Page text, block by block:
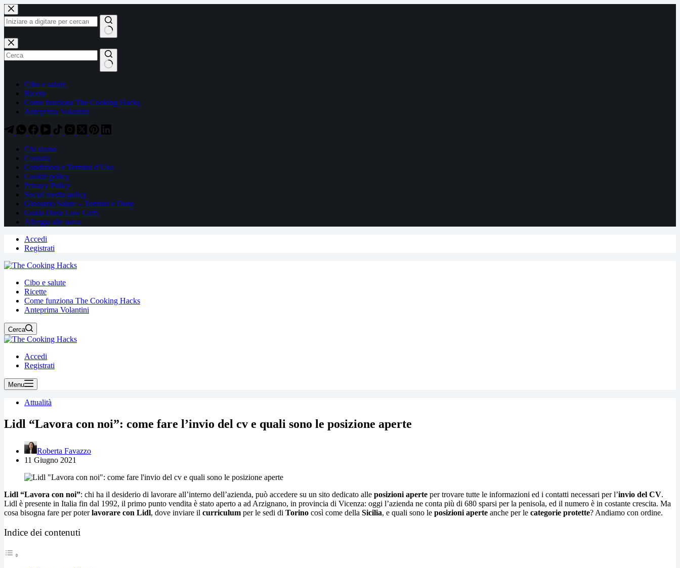
Salta
al
contenuto
Salta
al
contenuto
Nessun
risultato
Cibo e salute
Ricette
Come funziona The Cooking Hacks
Anteprima Volantini
Chi siamo
Contatti
Condizioni e Termini d’Uso
Cookie policy
Privacy Policy
Social media policy
Glossario Salute – Termini e Diete
Guida Dieta Low Carb
Allergia alle uova
Accedi
Registrati
Cibo e salute
Ricette
Come funziona The Cooking Hacks
Anteprima Volantini
Cerca
Accedi
Registrati
Menu
Attualità
Lidl “Lavora con noi”: come fare l’invio del cv e quali sono le posizione aperte
Roberta Favazzo
11 Giugno 2021
Lidl “Lavora con noi”: chi ha il desiderio di lavorare all’interno dell’azienda, può accedere su un sito dedicato alle posizioni aperte per trovare tutte le informazioni ed i contatti necessari per l’invio del CV.
Lidl è presente in Italia fin dal 1992, il primo punto vendita è stato aperto a ad Arzignano, in provincia di Vicenza: oggi l’azienda ne conta più di 680 sparsi per la penisola, ed il numero è in costante crescita. Ma
cosa bisogna fare per poterlavorare con Lidl, dove inviare il curriculum per le sedi di Torino così come della Sicilia, e quali sono le posizioni aperte anche per le categorie protette? Andiamo con ordine.
Indice dei contenuti